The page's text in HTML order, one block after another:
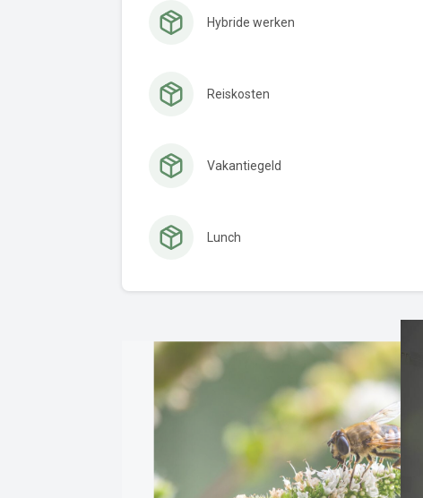
Hybride werken
Reiskosten
Vakantiegeld
Lunch